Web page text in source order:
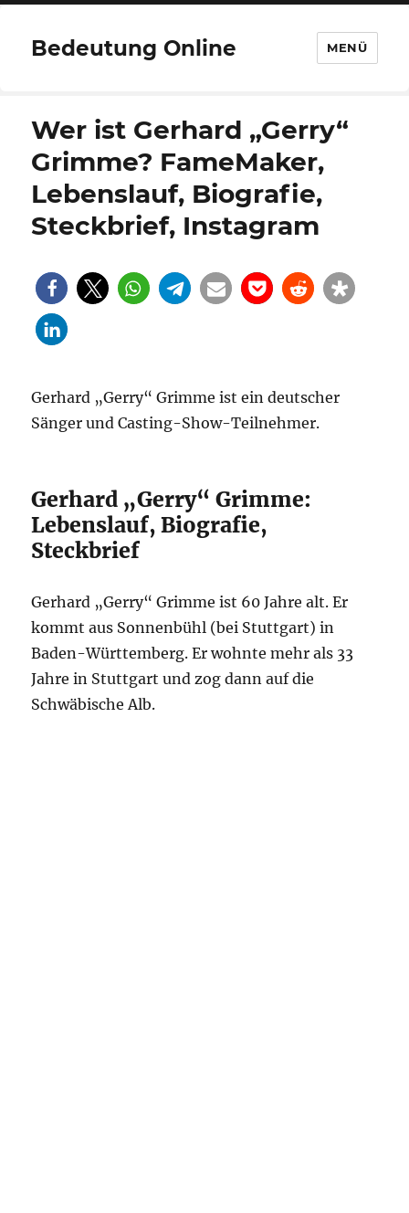
Bedeutung Online MENÜ
Wer ist Gerhard „Gerry“
Grimme? FameMaker,
Lebenslauf, Biografie,
Steckbrief, Instagram
Gerhard „Gerry“ Grimme ist ein deutscher
Sänger und Casting-Show-Teilnehmer.
Gerhard „Gerry“ Grimme:
Lebenslauf, Biografie,
Steckbrief
Gerhard „Gerry“ Grimme ist 60 Jahre alt. Er
kommt aus Sonnenbühl (bei Stuttgart) in
Baden-Württemberg. Er wohnte mehr als 33
Jahre in Stuttgart und zog dann auf die
Schwäbische Alb.